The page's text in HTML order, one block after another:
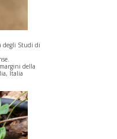
degli Studi di
della
Italia